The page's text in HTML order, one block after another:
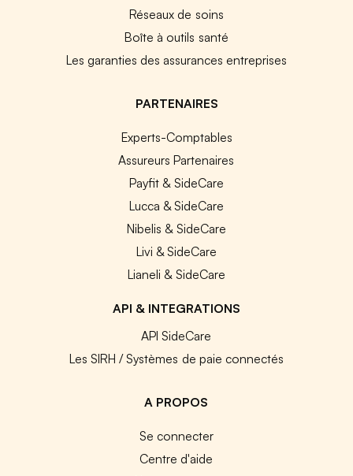
Réseaux de soins
Boîte à outils santé
Les garanties des assurances entreprises
PARTENAIRES
Experts-Comptables
Assureurs Partenaires
Payfit & SideCare
Lucca & SideCare
Nibelis & SideCare
Livi & SideCare
Lianeli & SideCare
API & INTEGRATIONS
API SideCare
Les SIRH / Systèmes de paie connectés
A PROPOS
Se connecter
Centre d'aide